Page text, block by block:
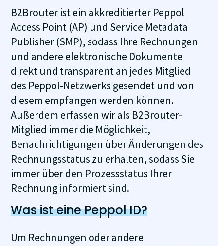
B2Brouter ist ein akkreditierter Peppol
Access Point (AP) und Service Metadata
Publisher (SMP), sodass Ihre Rechnungen
und andere elektronische Dokumente
direkt und transparent an jedes Mitglied
des Peppol-Netzwerks gesendet und von
diesem empfangen werden können.
Außerdem erfassen wir als B2Brouter-
Mitglied immer die Möglichkeit,
Benachrichtigungen über Änderungen des
Rechnungsstatus zu erhalten, sodass Sie
immer über den Prozessstatus Ihrer
Rechnung informiert sind.
Was ist eine Peppol ID?
Um Rechnungen oder andere